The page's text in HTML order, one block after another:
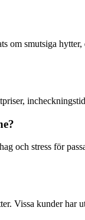
om smutsiga
och stress för
Vissa kunder har